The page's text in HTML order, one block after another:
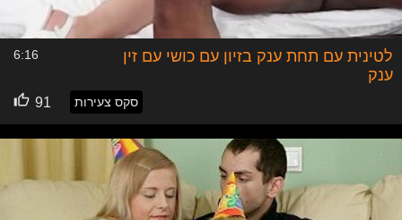
סירטי סקס, המציגים סקס באמצעות סרטים, יכול גם להיות
מדריך מיני לאנשים בוגרים. בסירטי הסקס הללו, אתם תראו
פעולה ואקטים מיניים, ויכול להיות שאף תהיו חשופים לתכנים
שהם נראים פורנוגרפיים, אך בניגוש לפורנו וסוג זה של סירטי
סקס, מדריכים מיניים בתור סירטי סקס, אינם מיועדים (בעיקר)
לגירוי מיני, אלא יותר סובבים סביב נושא הלימוד והעברת
המידע, בצורה ויזואלית, גרפית ומדויקת, המתאימה לקהל הבוגר
היכול להיחשף על מנת ללמוד, לסירטי סקס אלו. המדריכים
המיניים, הפכו למאוד פופולריים בשנים האחרונות, ואלו הרצו
להעביר את אותו מידע בצורה ויזואלית ונגישה יותר, פיתחו את
התת קטגוריה הזו בתחום סירטי הסקס והם נחשבים לסירטי
סקס לכל דבר ועם זאת, אינם נכללים בתת הקטגוריה של סירטי
הסקס, שהוא הפורנו היותר מוכר לנו.
לטינית עם תחת ענק בזיון עם כושי עם זין
ענק
6:16
סקס צעירות 91